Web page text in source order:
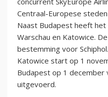
Centraal-Europese
Naast Budapest heeft
Warschau en Katowice.
bestemming voor
Katowice start op 1
Budapest op 1
uitgevoerd.